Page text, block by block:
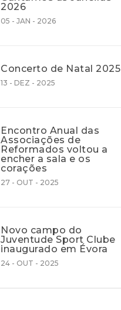
2026
05 - JAN - 2026
Concerto de Natal 2025
13 - DEZ - 2025
Encontro Anual das
Associações de
Reformados voltou a
encher a sala e os
corações
27 - OUT - 2025
Novo campo do
Juventude Sport Clube
inaugurado em Évora
24 - OUT - 2025